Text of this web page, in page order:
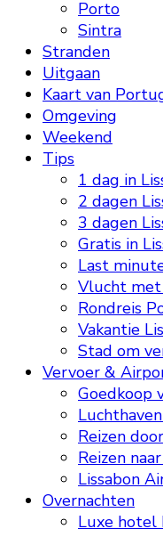
Porto
Sintra
Stranden
Uitgaan
Kaart van
Omgeving
Weekend
Tips
1 dag in
2 dagen
3 dagen
Gratis in
Last
Vlucht
Rondreis
Vakantie
Stad om
Vervoer &
Goedkoop
Reizen
Reizen
Lissabon
Overnachten
Luxe hotel